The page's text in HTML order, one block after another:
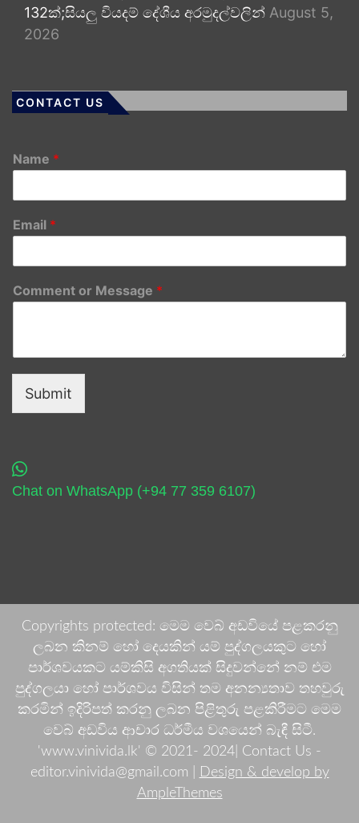
132ක්;සියලු වියදම් දේශීය අරමුදල්වලින් August 5,
2026
CONTACT US
Name *
Email *
Comment or Message *
Submit
Chat on WhatsApp (+94 77 359 6107)
Copyrights protected: මෙම වෙබ් අඩවියේ පළකරනු
ලබන කිනම් හෝ දෙයකින් යම් පුද්ගලයකුට හෝ
පාර්ශවයකට යම්කිසි අගතියක් සිදුවන්නේ නම් එම
පුද්ගලයා හෝ පාර්ශවය විසින් තම අනන්‍යතාව තහවුරු
කරමින් ඉදිරිපත් කරනු ලබන පිළිතුරු පළකිරීමට මෙම
වෙබ් අඩවිය ආචාර ධර්මීය වශයෙන් බැඳී සිටී.
'www.vinivida.lk' © 2021- 2024| Contact Us -
editor.vinivida@gmail.com |
Design & develop by
AmpleThemes